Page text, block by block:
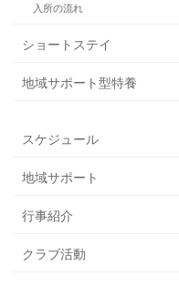
入所の流れ
ショートステイ
地域サポート型特養
スケジュール
地域サポート
行事紹介
クラブ活動